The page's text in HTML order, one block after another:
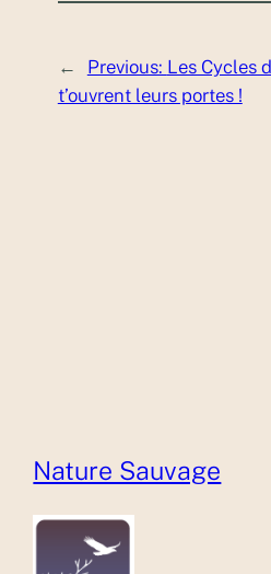
← Previous: Les Cycles
t’ouvrent leurs portes !
Nature Sauvage